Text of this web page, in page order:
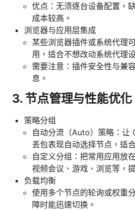
优点：无须逐台设备配置，
成本较高。
浏览器与应用层集成
某些浏览器插件或系统代理
用，适合不想改动系统代理
需要注意：插件安全性与兼
息。
3. 节点管理与性能优化
策略分组
自动分流（Auto）策略：让
丢包表现自动选择节点，适
自定义分组：把常用应用放
视频会议、游戏、浏览等，
负载均衡
使用多个节点的轮询或权重
障时能迅速切换。